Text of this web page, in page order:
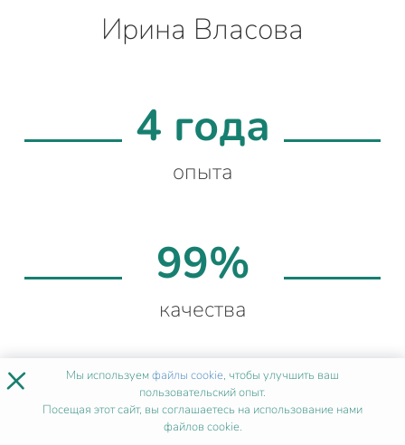
Ирина Власова
4 года
опыта
99%
качества
730+
× Мы используемфайлы cookie, чтобы улучшить ваш
пользовательский опыт.
Посещая этот сайт, вы соглашаетесь на использование нами
файлов cookie.